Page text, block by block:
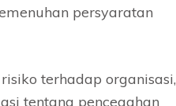
persyaratan
terhadap organisasi,
tentang pencegahan